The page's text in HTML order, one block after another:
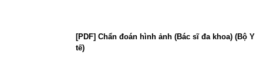
[PDF] Chẩn đoán hình ảnh (Bác sĩ đa khoa) (Bộ Y
tế)